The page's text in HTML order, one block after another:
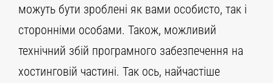
можуть бути зроблені як вами особисто, так і
сторонніми особами. Також, можливий
технічний збій програмного забезпечення на
хостинговій частині. Так ось, найчастіше